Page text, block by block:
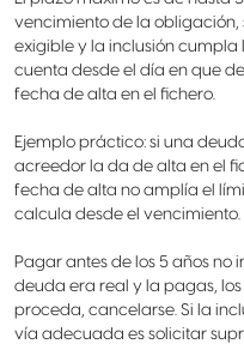
vencimiento de la
exigible y la inclusión cumpla
cuenta desde el día en que
fecha de alta en el fichero.
Ejemplo práctico: si una
acreedor la da de alta en el
fecha de alta no amplía el
calcula desde el vencimiento.
Pagar antes de los 5 años no
deuda era real y la pagas,
proceda, cancelarse. Si la
vía adecuada es solicitar